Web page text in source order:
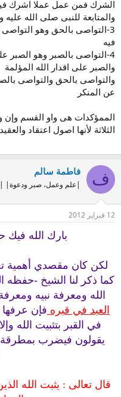
الشرك فمن عمل عملا اشرك
والمتابعة للنبى صلى الله
3-التواصى بالحق وهو
فيه
4-التواصى بالصبر وهو الصبر
والصبر على اقدار الله المؤلمة
والتواصى بالحق والتواصى
عن المنكر
الممؤكدات هى واو القسم وإن
الثلاثة لأنها اصول اعتقاد
ف فاطمة سالم
|علم وعمل، صبر ودعوة|
12 فبراير 2012
بارك الله فيك
لكن كان مقصدي أهمية
كما ذكر لنا الشيخ -حفظه
الله ومعرفة نبيه
العبد في قبره فإن
في القبر بتثبيت الله
يقولون فيضرب بمطرقة
قال تعالى : يثبت الله